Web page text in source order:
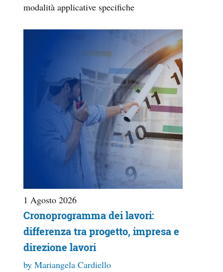
modalità applicative specifiche
1 Agosto 2026
Cronoprogramma dei lavori:
differenza tra progetto, impresa e
direzione lavori
by Mariangela Cardiello